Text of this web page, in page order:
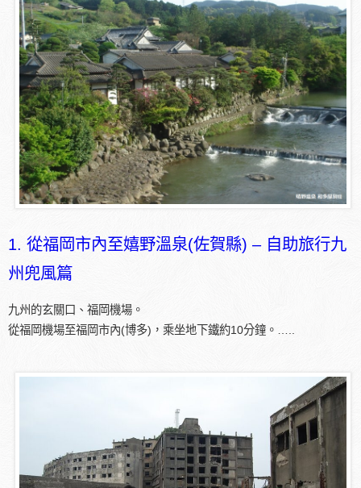
1. 從福岡市內至嬉野溫泉(佐賀縣) – 自助旅行九
州兜風篇
九州的玄關口、福岡機場。
從福岡機場至福岡市內(博多)，乘坐地下鐵約10分鐘。…..